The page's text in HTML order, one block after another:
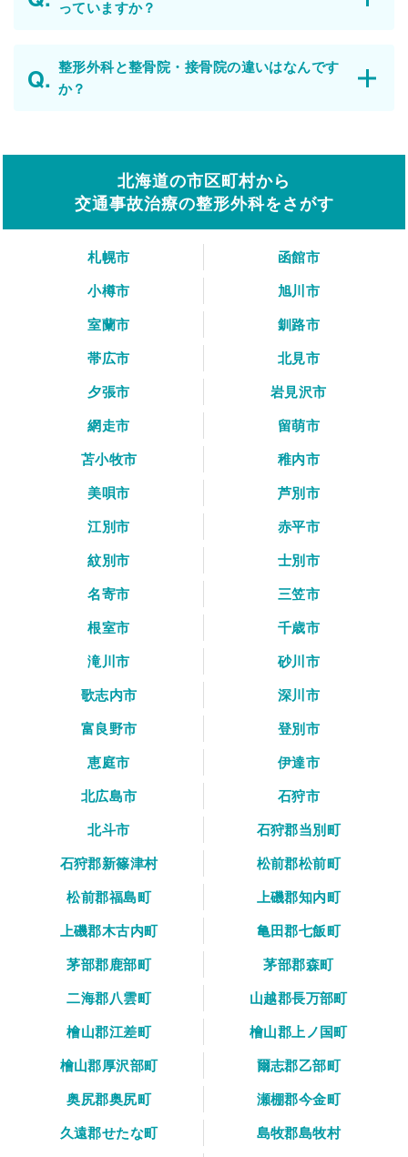
っていますか？
整形外科と整骨院・接骨院の違いはなんです
か？
北海道の市区町村から
交通事故治療の整形外科をさがす
札幌市
函館市
小樽市
旭川市
室蘭市
釧路市
帯広市
北見市
夕張市
岩見沢市
網走市
留萌市
苫小牧市
稚内市
美唄市
芦別市
江別市
赤平市
紋別市
士別市
名寄市
三笠市
根室市
千歳市
滝川市
砂川市
歌志内市
深川市
富良野市
登別市
恵庭市
伊達市
北広島市
石狩市
北斗市
石狩郡当別町
石狩郡新篠津村
松前郡松前町
松前郡福島町
上磯郡知内町
上磯郡木古内町
亀田郡七飯町
茅部郡鹿部町
茅部郡森町
二海郡八雲町
山越郡長万部町
檜山郡江差町
檜山郡上ノ国町
檜山郡厚沢部町
爾志郡乙部町
奥尻郡奥尻町
瀬棚郡今金町
久遠郡せたな町
島牧郡島牧村